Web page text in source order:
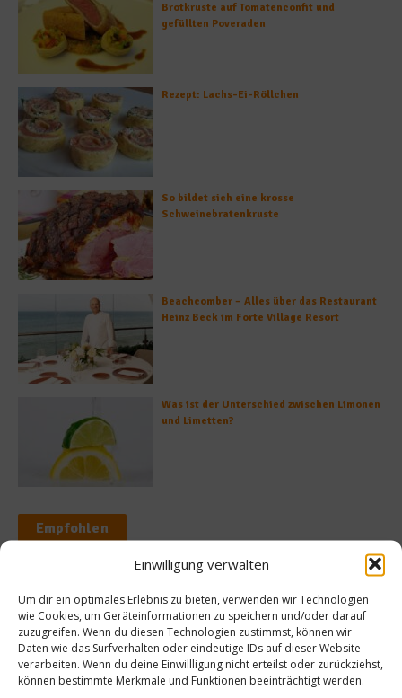
Einwilligung verwalten
Um dir ein optimales Erlebnis zu bieten, verwenden wir Technologien
wie Cookies, um Geräteinformationen zu speichern und/oder darauf
zuzugreifen. Wenn du diesen Technologien zustimmst, können wir
Daten wie das Surfverhalten oder eindeutige IDs auf dieser Website
verarbeiten. Wenn du deine Einwillligung nicht erteilst oder zurückziehst,
können bestimmte Merkmale und Funktionen beeinträchtigt werden.
Brotkruste auf Tomatenconfit und
gefüllten Poveraden
Rezept: Lachs-Ei-Röllchen
So bildet sich eine krosse
Schweinebratenkruste
Beachcomber – Alles über das Restaurant
Heinz Beck im Forte Village Resort
Was ist der Unterschied zwischen Limonen
und Limetten?
Empfohlen
– Die Sieger
fest
gesunde
Interview mit
Am Anfang